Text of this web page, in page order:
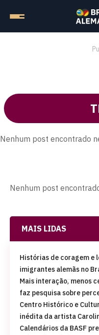
Nenhum post encontrado
Nenhum post
MAIS LIDAS
Histórias de coragem e
imigrantes alemãs no
Mais interação, menos
faz pesquisa sobre
Centro Histórico e
inédita da artista
Calendários da BASF